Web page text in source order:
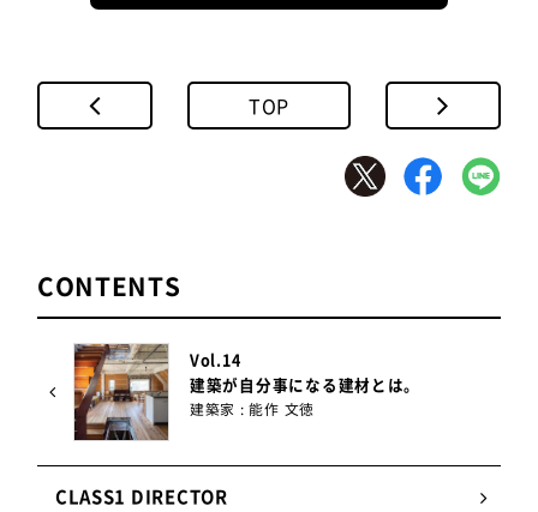
TOP
CONTENTS
Vol.14
建築が自分事になる建材とは。
建築家 : 能作 文徳
CLASS1 DIRECTOR